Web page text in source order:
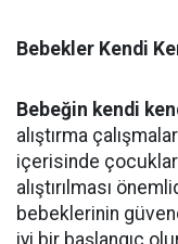
Bebekler Kendi
Bebeğin kendi
alıştırma
içerisinde
alıştırılması
bebeklerinin
iyi bir başlangıç